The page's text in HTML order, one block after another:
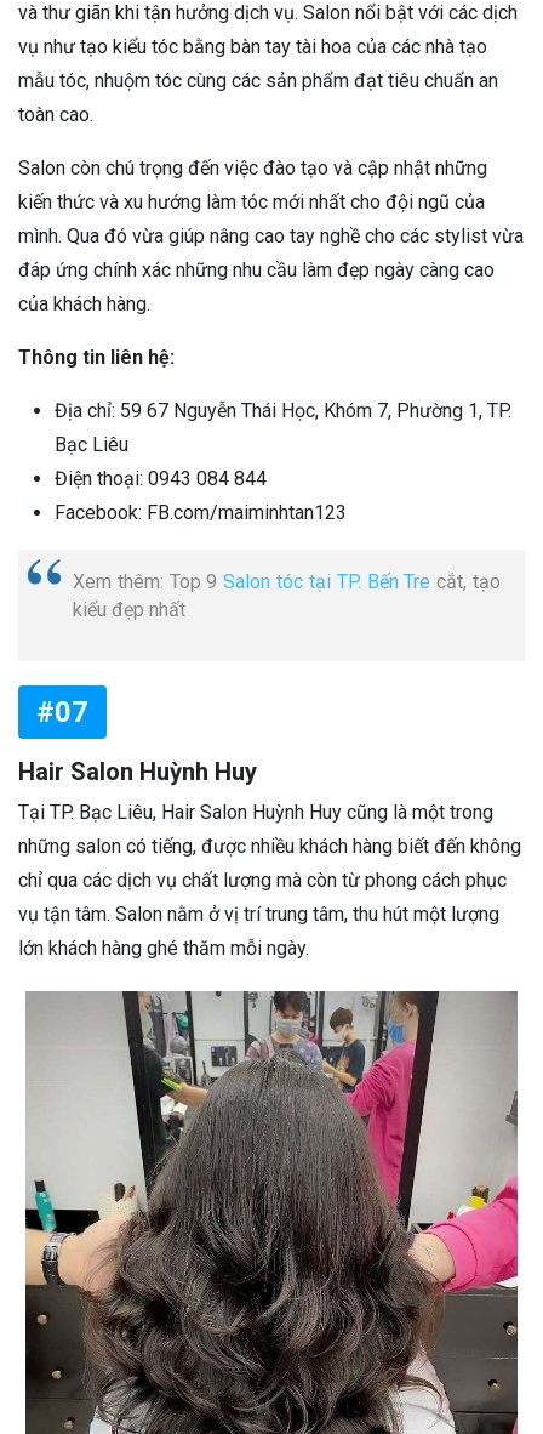
và thư giãn khi tận hưởng dịch vụ. Salon nổi bật với các dịch
vụ như tạo kiểu tóc bằng bàn tay tài hoa của các nhà tạo
mẫu tóc, nhuộm tóc cùng các sản phẩm đạt tiêu chuẩn an
toàn cao.
Salon còn chú trọng đến việc đào tạo và cập nhật những
kiến thức và xu hướng làm tóc mới nhất cho đội ngũ của
mình. Qua đó vừa giúp nâng cao tay nghề cho các stylist vừa
đáp ứng chính xác những nhu cầu làm đẹp ngày càng cao
của khách hàng.
Thông tin liên hệ:
Địa chỉ: 59 67 Nguyễn Thái Học, Khóm 7, Phường 1, TP.
Bạc Liêu
Điện thoại: 0943 084 844
Facebook: FB.com/maiminhtan123
Xem thêm: Top 9Salon tóc tại TP. Bến Tre cắt, tạo
kiểu đẹp nhất
#07
Hair Salon Huỳnh Huy
Tại TP. Bạc Liêu, Hair Salon Huỳnh Huy cũng là một trong
những salon có tiếng, được nhiều khách hàng biết đến không
chỉ qua các dịch vụ chất lượng mà còn từ phong cách phục
vụ tận tâm. Salon nằm ở vị trí trung tâm, thu hút một lượng
lớn khách hàng ghé thăm mỗi ngày.